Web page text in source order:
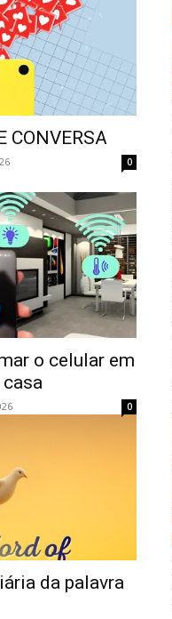
CONVERSA
0
o celular em
0
da palavra